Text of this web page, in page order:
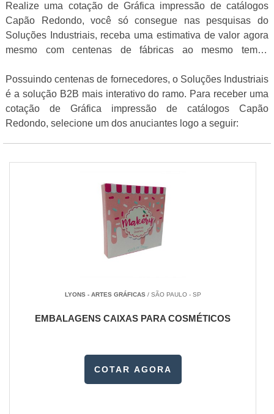
Realize uma cotação de Gráfica impressão de catálogos
Capão Redondo, você só consegue nas pesquisas do
Soluções Industriais, receba uma estimativa de valor agora
mesmo com centenas de fábricas ao mesmo tempo
Possuindo centenas de fornecedores, o Soluções Industriais
é a solução B2B mais interativo do ramo. Para receber uma
cotação de Gráfica impressão de catálogos Capão
Redondo, selecione um dos anuciantes logo a seguir:
LYONS - ARTES GRÁFICAS/ SÃO PAULO - SP
EMBALAGENS CAIXAS PARA COSMÉTICOS
COTAR AGORA